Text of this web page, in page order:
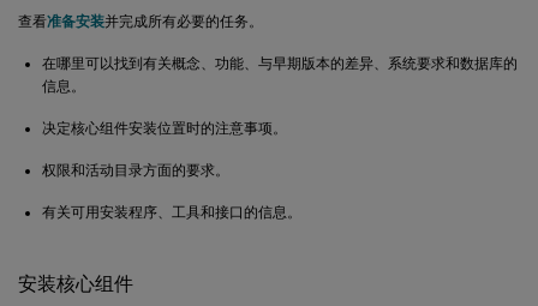
查看准备安装并完成所有必要的任务。
在哪里可以找到有关概念、功能、与早期版本的差异、系统要求和数据库的
信息。
决定核心组件安装位置时的注意事项。
权限和活动目录方面的要求。
有关可用安装程序、工具和接口的信息。
安装核心组件